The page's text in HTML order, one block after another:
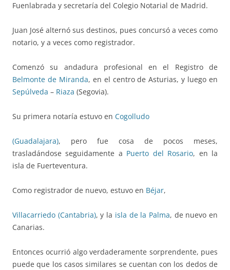
Fuenlabrada y secretaría del Colegio Notarial de Madrid.
Juan José alternó sus destinos, pues concursó a veces como
notario, y a veces como registrador.
Comenzó su andadura profesional en el Registro de
Belmonte de Miranda, en el centro de Asturias, y luego en
Sepúlveda – Riaza (Segovia).
Su primera notaría estuvo en Cogolludo
(Guadalajara), pero fue cosa de pocos meses,
trasladándose seguidamente a Puerto del Rosario, en la
isla de Fuerteventura.
Como registrador de nuevo, estuvo en Béjar,
Villacarriedo (Cantabria), y la isla de la Palma, de nuevo en
Canarias.
Entonces ocurrió algo verdaderamente sorprendente, pues
puede que los casos similares se cuentan con los dedos de